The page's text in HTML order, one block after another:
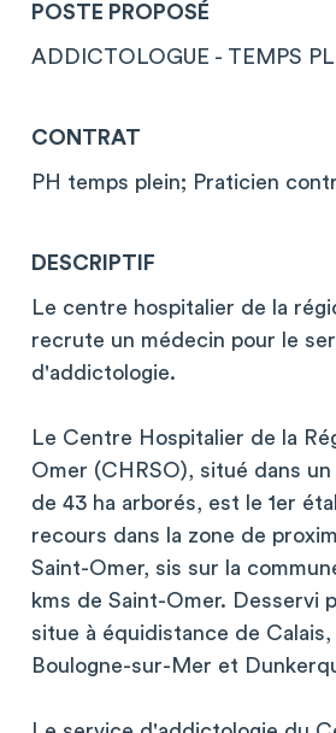
POSTE PROPOSÉ
ADDICTOLOGUE - TEMPS
CONTRAT
PH temps plein; Praticien
DESCRIPTIF
Le centre hospitalier de la
recrute un médecin pour le
d'addictologie.
Le Centre Hospitalier de la
Omer (CHRSO), situé dans
de 43 ha arborés, est le 1er
recours dans la zone de
Saint-Omer, sis sur la
kms de Saint-Omer. Desservi
situe à équidistance de
Boulogne-sur-Mer et